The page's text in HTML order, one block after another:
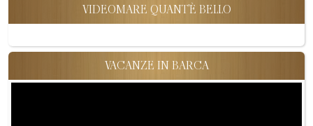
VIDEOMARE QUANT'È BELLO
VACANZE IN BARCA